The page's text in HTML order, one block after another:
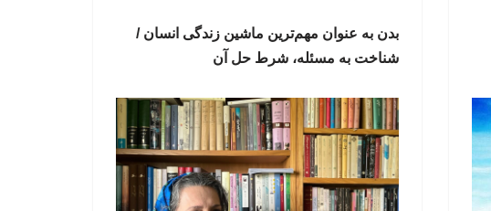
بدن به عنوان مهم‌ترین ماشین زندگی انسان /
شناخت به مسئله، شرط حل آن